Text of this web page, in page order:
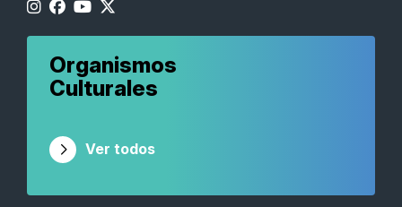
Organismos
Culturales
Ver todos